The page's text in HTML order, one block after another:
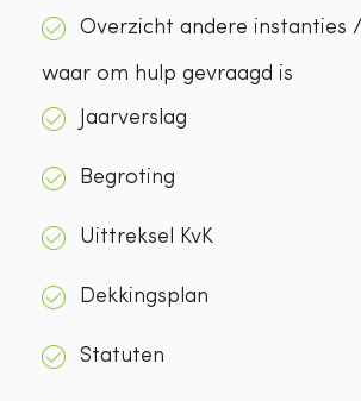
Overzicht andere instanties
waar om hulp gevraagd is
Jaarverslag
Begroting
Uittreksel KvK
Dekkingsplan
Statuten